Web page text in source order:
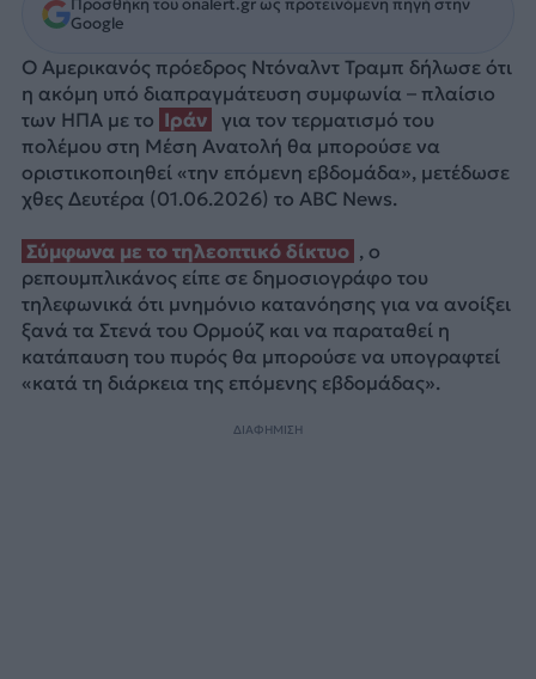
Google
Ο Αμερικανός πρόεδρος Ντόναλντ Τραμπ δήλωσε ότι
η ακόμη υπό διαπραγμάτευση συμφωνία – πλαίσιο
των ΗΠΑ με το Ιράν
για τον τερματισμό του
πολέμου στη Μέση Ανατολή θα μπορούσε να
οριστικοποιηθεί «την επόμενη εβδομάδα», μετέδωσε
χθες Δευτέρα (01.06.2026) το ABC News.
Σύμφωνα με το τηλεοπτικό δίκτυο , ο
ρεπουμπλικάνος είπε σε δημοσιογράφο του
τηλεφωνικά ότι μνημόνιο κατανόησης για να ανοίξει
ξανά τα Στενά του Ορμούζ και να παραταθεί η
κατάπαυση του πυρός θα μπορούσε να υπογραφτεί
«κατά τη διάρκεια της επόμενης εβδομάδας».
ΔΙΑΦΗΜΙΣΗ